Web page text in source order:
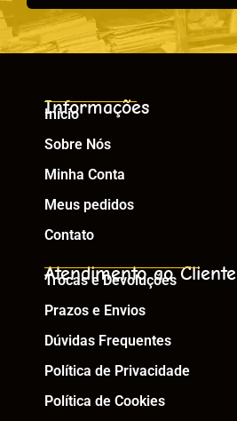
Informações
Início
Sobre Nós
Minha Conta
Meus pedidos
Contato
Atendimento ao Cliente
Trocas e Devoluções
Prazos e Envios
Dúvidas Frequentes
Política de Privacidade
Política de Cookies